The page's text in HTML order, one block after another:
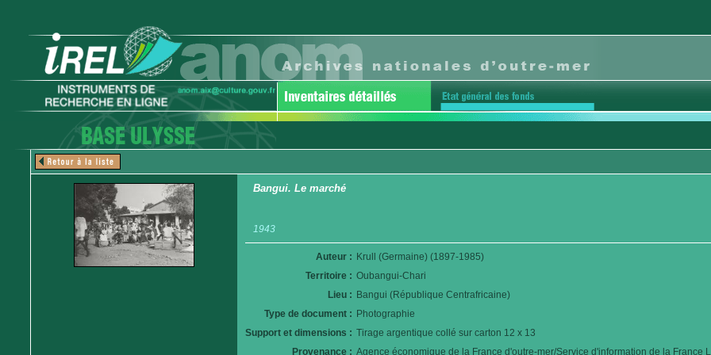
Bangui. Le marché
1943
Auteur : Krull (Germaine) (1897-1985)
Territoire : Oubangui-Chari
Lieu : Bangui (République Centrafricaine)
Type de document : Photographie
Support et dimensions : Tirage argentique collé sur carton 12 x 13
Provenance : Agence économique de la France d'outre-mer/Service d'information de la France